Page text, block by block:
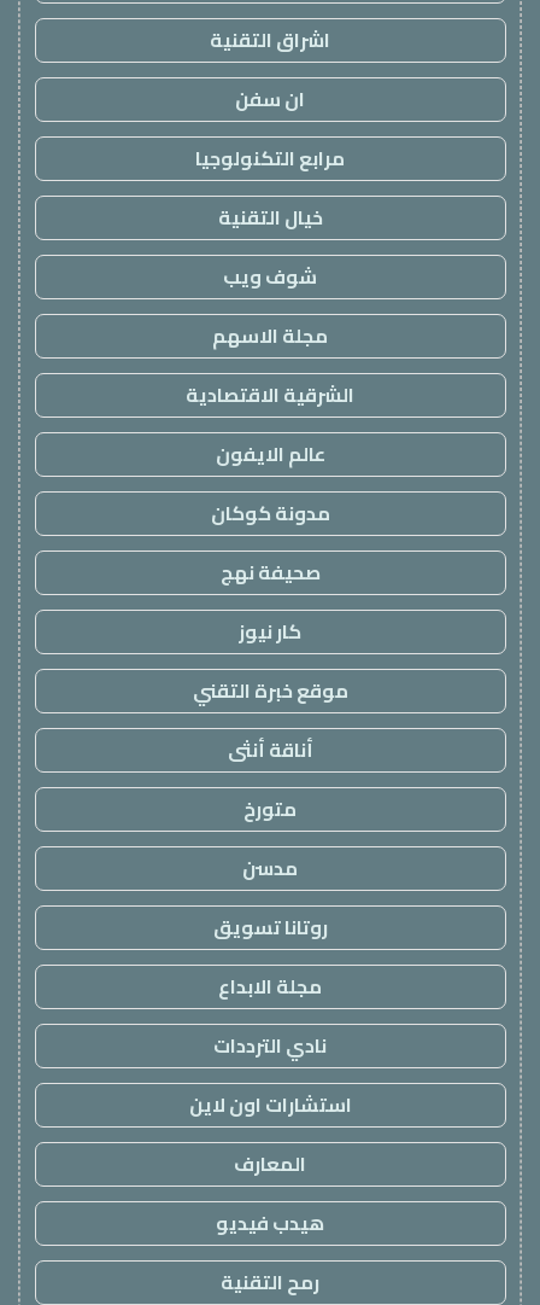
اشراق التقنية
ان سفن
مرابع التكنولوجيا
خيال التقنية
شوف ويب
مجلة الاسهم
الشرقية الاقتصادية
عالم الايفون
مدونة كوكان
صحيفة نهج
كار نيوز
موقع خبرة التقني
أناقة أنثى
متورخ
مدسن
روتانا تسويق
مجلة الابداع
نادي الترددات
استشارات اون لاين
المعارف
هيدب فيديو
رمح التقنية